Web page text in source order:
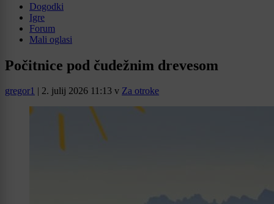
Dogodki
Igre
Forum
Mali oglasi
Počitnice pod čudežnim drevesom
gregor1 | 2. julij 2026 11:13 v Za otroke